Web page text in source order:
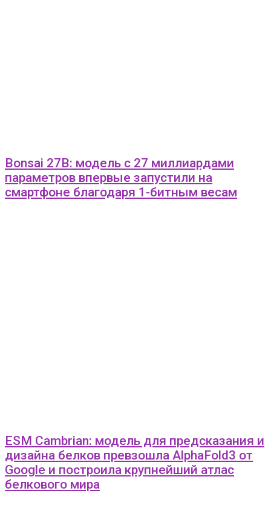
Bonsai 27B: модель с 27 миллиардами
параметров впервые запустили на
смартфоне благодаря 1-битным весам
ESM Cambrian: модель для предсказания и
дизайна белков превзошла AlphaFold3 от
Google и построила крупнейший атлас
белкового мира